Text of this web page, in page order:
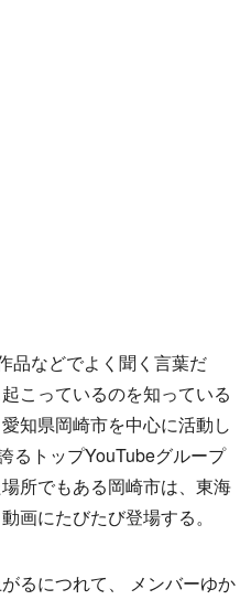
品などでよく聞く言葉だ
こっているのを知っている
知県岡崎市を中心に活動し
るトップYouTubeグループ
所でもある岡崎市は、東海
画にたびたび登場する。
るにつれて、 メンバーゆか